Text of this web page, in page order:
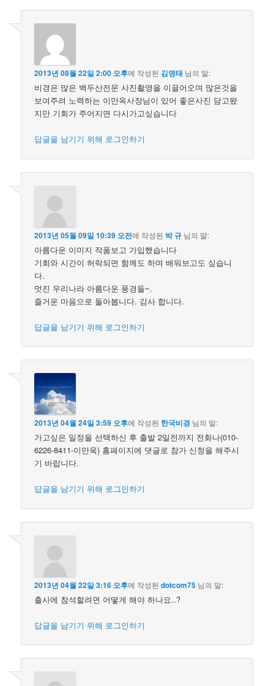
2013년 08월 22일 2:00 오후에 작성된 김영태 님의 말:
비경은 많은 백두산전문 사진촬영을 이끌어오며 많은것을
보여주려 노력하는 이만옥사장님이 있어 좋은사진 담고왔
지만 기회가 주어지면 다시가고싶습니다
답글을 남기기 위해 로그인하기
2013년 05월 09일 10:39 오전에 작성된 박 규 님의 말:
아름다운 이미지 작품보고 가입했습니다
기회와 시간이 허락되면 함께도 하며 배워보고도 싶습니
다.
멋진 우리나라 아름다운 풍경들~.
즐거운 마음으로 돌아봅니다. 감사 합니다.
답글을 남기기 위해 로그인하기
2013년 04월 24일 3:59 오후에 작성된 한국비경 님의 말:
가고싶은 일정을 선택하신 후 출발 2일전까지 전화나(010-
6226-8411-이만욱) 홈페이지에 댓글로 참가 신청을 해주시
기 바랍니다.
답글을 남기기 위해 로그인하기
2013년 04월 22일 3:16 오후에 작성된dotcom75 님의 말:
출사에 참석할려면 어떻게 해야 하나요..?
답글을 남기기 위해 로그인하기